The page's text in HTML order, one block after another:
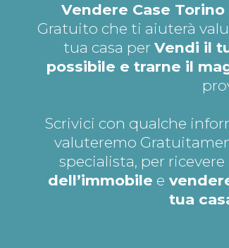
Vendere Case Torino
Gratuito che ti aiuterà
tua casa per Vendi il
possibile e trarne il
Scrivici con qualche
valuteremo
specialista, per ricevere
dell’immobile e
tua